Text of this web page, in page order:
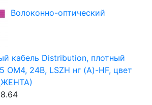
Волоконно-оптический
кабель Distribution, плотный
OM4, 24В, LSZH нг (A)-HF, цвет